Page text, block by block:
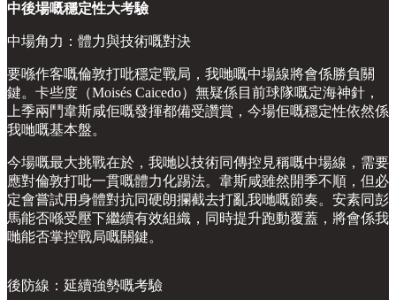
中後場嘅穩定性大考驗
中場角力：體力與技術嘅對決
要喺作客嘅倫敦打吡穩定戰局，我哋嘅中場線將會係勝負關
鍵。卡些度（Moisés Caicedo）無疑係目前球隊嘅定海神針，
上季兩鬥韋斯咸佢嘅發揮都備受讚賞，今場佢嘅穩定性依然係
我哋嘅基本盤。
今場嘅最大挑戰在於，我哋以技術同傳控見稱嘅中場線，需要
應對倫敦打吡一貫嘅體力化踢法。韋斯咸雖然開季不順，但必
定會嘗試用身體對抗同硬朗攔截去打亂我哋嘅節奏。安素同彭
馬能否喺受壓下繼續有效組織，同時提升跑動覆蓋，將會係我
哋能否掌控戰局嘅關鍵。
後防線：延續強勢嘅考驗